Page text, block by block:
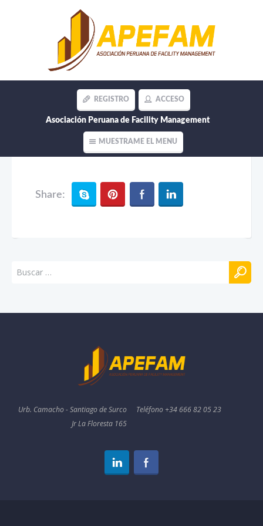
REGISTRO ACCESO
Asociación Peruana de Facility Management
MUESTRAME EL MENU
Luis Vivar Cortez
Share:
Teléfono +34 666 82 05 23
Urb. Camacho - Santiago de Surco
Jr La Floresta 165